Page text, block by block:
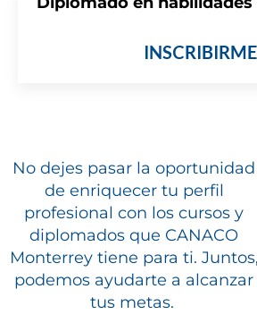
INSCRIBIRME
No dejes pasar la oportunidad
de enriquecer tu perfil
profesional con los cursos y
diplomados que CANACO
Monterrey tiene para ti. Juntos,
podemos ayudarte a alcanzar
tus metas.